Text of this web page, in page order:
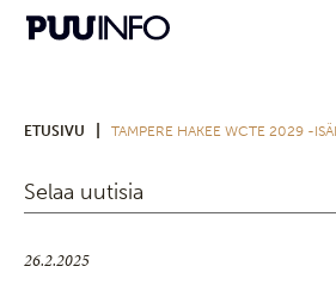
ETUSIVU TAMPERE HAKEE WCTE 2029 -
Selaa uutisia
26.2.2025